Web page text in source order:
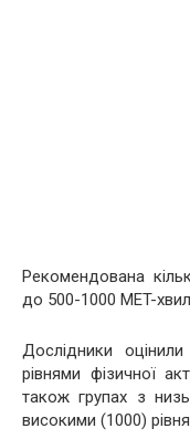
Рекомендована
до 500-1000 MET-
Дослідники
рівнями фізичної
також групах з
високими (1000)